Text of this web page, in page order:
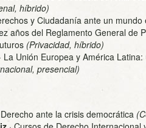
híbrido)
y Ciudadanía ante un mundo
años del Reglamento General de
(Privacidad, híbrido)
· La Unión Europea y América
presencial)
ante la crisis democrática